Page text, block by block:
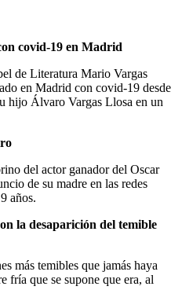
covid-19 en Madrid
de Literatura Mario Vargas
en Madrid con covid-19 desde
hijo Álvaro Vargas Llosa en un
del actor ganador del Oscar
de su madre en las redes
años.
la desaparición del temible
más temibles que jamás haya
fría que se supone que era, al